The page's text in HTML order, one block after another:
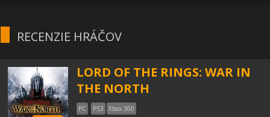
RECENZIE HRÁČOV
LORD OF THE RINGS: WAR IN
THE NORTH
PC PS3 Xbox 360